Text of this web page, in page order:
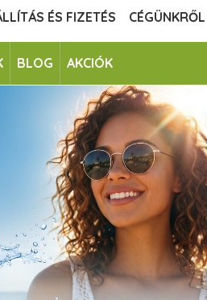
ÉS FIZETÉS CÉGÜNKRŐL
BLOG AKCIÓK